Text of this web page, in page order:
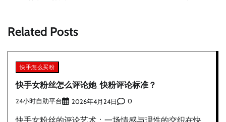
Related Posts
快手怎么买粉
快手女粉丝怎么评论她_快粉评论标准？
24小时自助平台 2026年4月24日 0
快手女粉丝的评论艺术：一场情感与理性的交织在快